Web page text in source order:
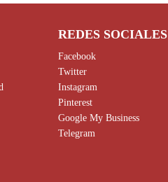
REDES SOCIALES
Facebook
Twitter
Instagram
Pinterest
Google My Business
Telegram